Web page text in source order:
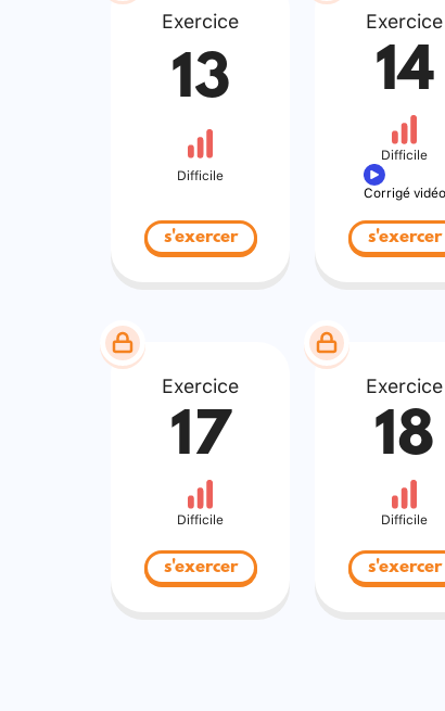
Exercice
13
Difficile
s'exercer
Exercice
14
Difficile
Corrigé vidéo
s'exercer
Exercice
17
Difficile
s'exercer
Exercice
18
Difficile
s'exercer